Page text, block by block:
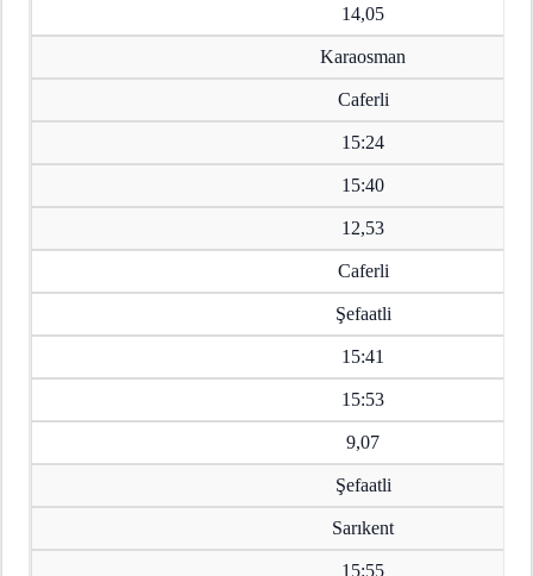
14,05
Karaosman
Caferli
15:24
15:40
12,53
Caferli
Şefaatli
15:41
15:53
9,07
Şefaatli
Sarıkent
15:55